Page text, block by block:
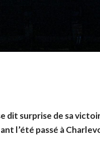
dit surprise de sa
l’été passé à